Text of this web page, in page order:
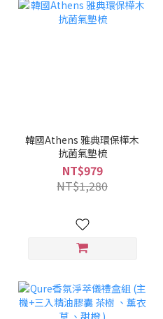
韓國Athens 雅典環保樺木
抗菌氣墊梳
NT$979
NT$1,280